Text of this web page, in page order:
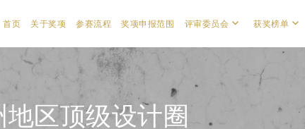
首页 关于奖项 参赛流程 奖项申报范围 评审委员会 获奖榜单
区顶级设计圈